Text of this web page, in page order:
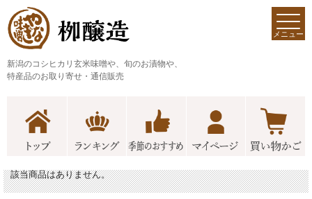
新潟のコシヒカリ玄米味噌や、旬のお漬物や、
特産品のお取り寄せ・通信販売
メニュー
該当商品はありません。